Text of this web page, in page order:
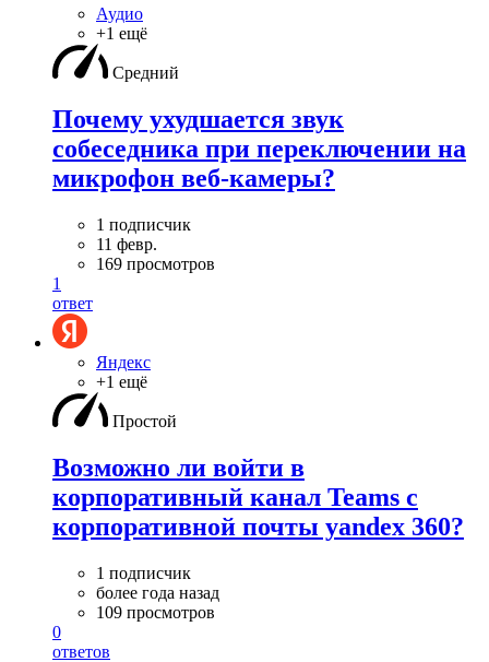
Аудио
+1 ещё
Средний
Почему ухудшается звук
собеседника при переключении на
микрофон веб-камеры?
1 подписчик
11 февр.
169 просмотров
1
ответ
Яндекс
+1 ещё
Простой
Возможно ли войти в
корпоративный канал Teams с
корпоративной почты yandex 360?
1 подписчик
более года назад
109 просмотров
0
ответов